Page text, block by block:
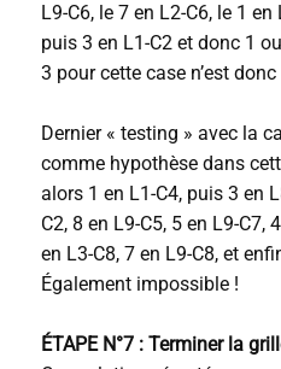
L9-C6, le 7 en L2-C6, le 1
puis 3 en L1-C2 et donc 1
3 pour cette case n’est
Dernier « testing » avec la
comme hypothèse dans
alors 1 en L1-C4, puis 3 en
C2, 8 en L9-C5, 5 en L9-C7,
en L3-C8, 7 en L9-C8, et
Également impossible !
ÉTAPE N°7 : Terminer la